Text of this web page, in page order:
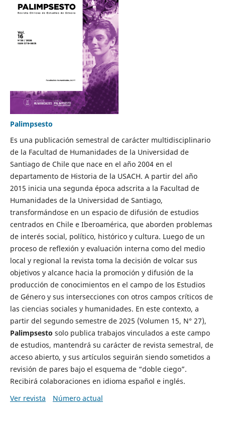
Palimpsesto
Es una publicación semestral de carácter multidisciplinario
de la Facultad de Humanidades de la Universidad de
Santiago de Chile que nace en el año 2004 en el
departamento de Historia de la USACH. A partir del año
2015 inicia una segunda época adscrita a la Facultad de
Humanidades de la Universidad de Santiago,
transformándose en un espacio de difusión de estudios
centrados en Chile e Iberoamérica, que aborden problemas
de interés social, político, histórico y cultura. Luego de un
proceso de reflexión y evaluación interna como del medio
local y regional la revista toma la decisión de volcar sus
objetivos y alcance hacia la promoción y difusión de la
producción de conocimientos en el campo de los Estudios
de Género y sus intersecciones con otros campos críticos de
las ciencias sociales y humanidades. En este contexto, a
partir del segundo semestre de 2025 (Volumen 15, N° 27),
Palimpsesto solo publica trabajos vinculados a este campo
de estudios, mantendrá su carácter de revista semestral, de
acceso abierto, y sus artículos seguirán siendo sometidos a
revisión de pares bajo el esquema de “doble ciego”.
Recibirá colaboraciones en idioma español e inglés.
Ver revista
Número actual